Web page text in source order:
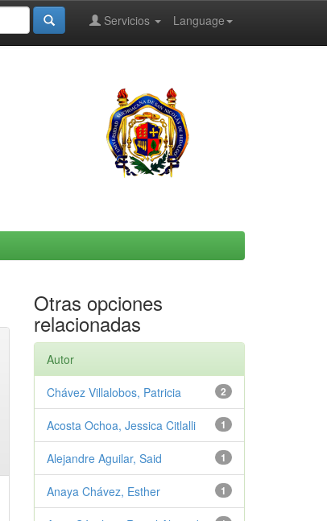
Language
Servicios
Otras opciones
relacionadas
Autor
2
Chávez Villalobos, Patricia
1
Acosta Ochoa, Jessica Citlalli
1
Alejandre Aguilar, Said
1
Anaya Chávez, Esther